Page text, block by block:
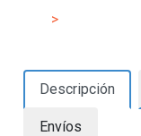
>
Descripción
Envíos